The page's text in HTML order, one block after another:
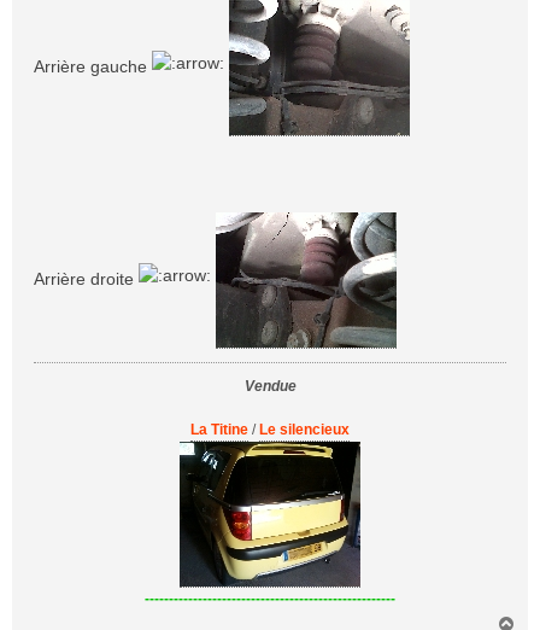
g
Arrière gauche
Arrière droite
Vendue
La Titine / Le silencieux
----------------------------------------------------